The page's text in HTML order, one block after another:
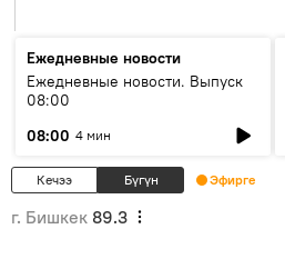
Ежедневные новости
Ежедневные новости. Выпуск
08:00
08:00 4 мин
Кечээ Бүгүн Эфирге
г. Бишкек 89.3